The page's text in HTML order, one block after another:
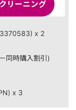
x 2
同時購入割引)
x 3
リーニング